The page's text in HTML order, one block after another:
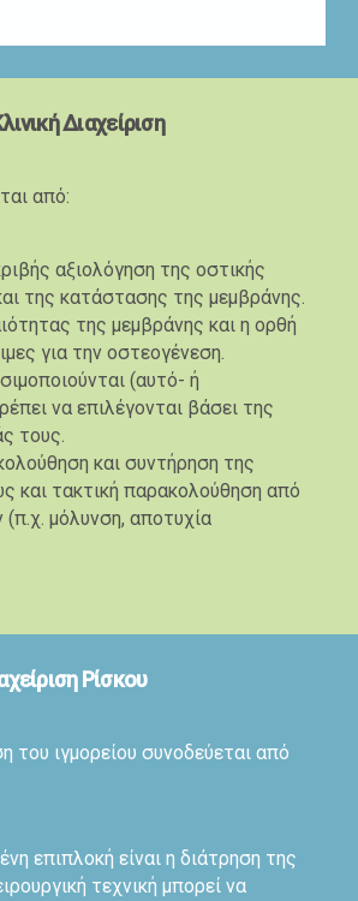
Διαχείριση
από:
αξιολόγηση της οστικής
της κατάστασης της μεμβράνης.
της μεμβράνης και η ορθή
για την οστεογένεση.
(αυτό- ή
να επιλέγονται βάσει της
τους.
και συντήρηση της
και τακτική παρακολούθηση από
μόλυνση, αποτυχία
Ρίσκου
ιγμορείου συνοδεύεται από
επιπλοκή είναι η διάτρηση της
τεχνική μπορεί να